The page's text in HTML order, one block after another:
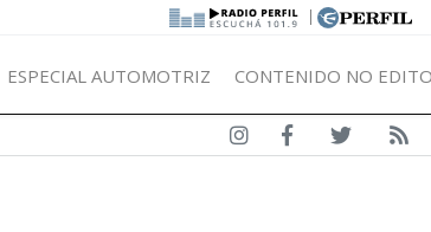
|
ESPECIAL AUTOMOTRIZ CONTENIDO NO